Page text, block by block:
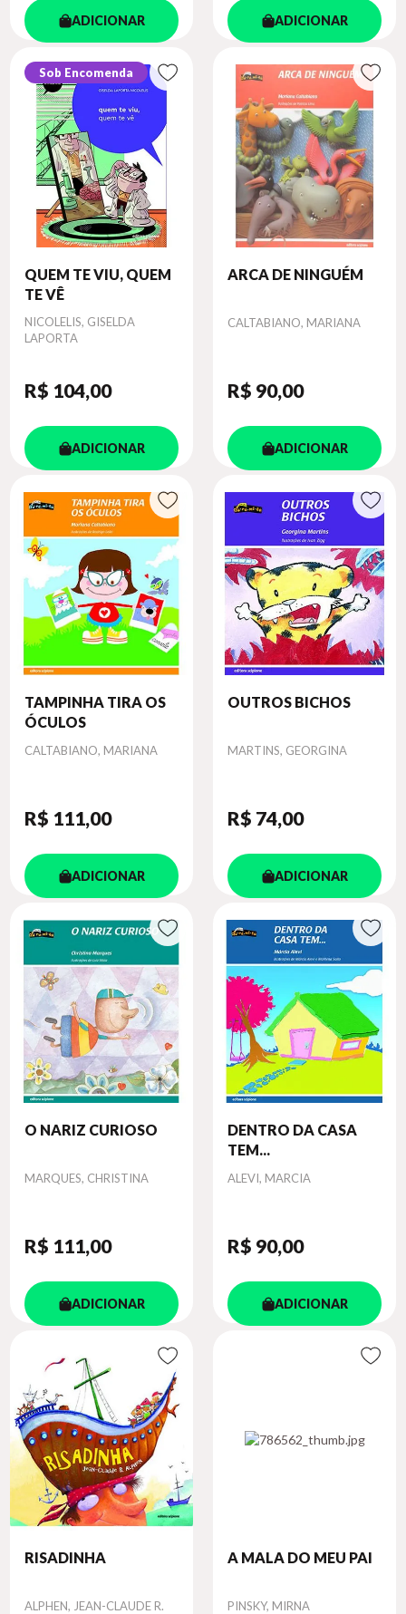
ADICIONAR ADICIONAR
Sob Encomenda
QUEM TE VIU, QUEM
TE VÊ
Autor
NICOLELIS, GISELDA
LAPORTA
R$ 104,00
ADICIONAR
ARCA DE NINGUÉM
Autor
CALTABIANO, MARIANA
R$ 90,00
ADICIONAR
TAMPINHA TIRA OS
ÓCULOS
Autor
CALTABIANO, MARIANA
R$ 111,00
ADICIONAR
OUTROS BICHOS
Autor
MARTINS, GEORGINA
R$ 74,00
ADICIONAR
O NARIZ CURIOSO
Autor
MARQUES, CHRISTINA
R$ 111,00
ADICIONAR
DENTRO DA CASA
TEM...
Autor
ALEVI, MARCIA
R$ 90,00
ADICIONAR
RISADINHA
Autor
ALPHEN, JEAN-CLAUDE R.
A MALA DO MEU PAI
Autor
PINSKY, MIRNA